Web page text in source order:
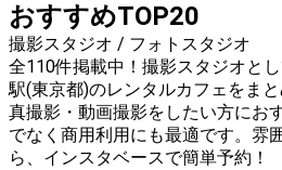
おすすめTOP20
撮影スタジオ / フォトスタジオ
全110件掲載中！撮影スタジオと
駅(東京都)のレンタルカフェをま
真撮影・動画撮影をしたい方にお
でなく商用利用にも最適です。雰
ら、インスタベースで簡単予約！